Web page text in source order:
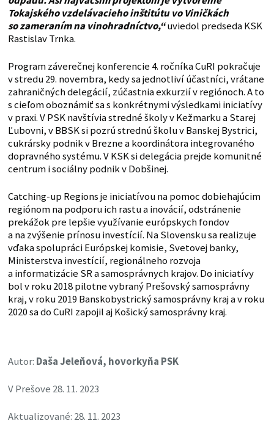
Tokajského vzdelávacieho inštitútu vo Viničkách
so zameraním na vinohradníctvo,“uviedol predseda KSK
Rastislav Trnka.
Program záverečnej konferencie 4. ročníka CuRI pokračuje
v stredu 29. novembra, kedy sa jednotliví účastníci, vrátane
zahraničných delegácií, zúčastnia exkurzií v regiónoch. A to
s cieľom oboznámiť sa s konkrétnymi výsledkami iniciatívy
v praxi. V PSK navštívia stredné školy v Kežmarku a Starej
Ľubovni, v BBSK si pozrú strednú školu v Banskej Bystrici,
cukrársky podnik v Brezne a koordinátora integrovaného
dopravného systému. V KSK si delegácia prejde komunitné
centrum i sociálny podnik v Dobšinej.
Catching-up Regions je iniciatívou na pomoc dobiehajúcim
regiónom na podporu ich rastu a inovácií, odstránenie
prekážok pre lepšie využívanie európskych fondov
a na zvýšenie prínosu investícií. Na Slovensku sa realizuje
vďaka spolupráci Európskej komisie, Svetovej banky,
Ministerstva investícií, regionálneho rozvoja
a informatizácie SR a samosprávnych krajov. Do iniciatívy
bol v roku 2018 pilotne vybraný Prešovský samosprávny
kraj, v roku 2019 Banskobystrický samosprávny kraj a v roku
2020 sa do CuRI zapojil aj Košický samosprávny kraj.
Autor: Daša Jeleňová, hovorkyňa PSK
V Prešove 28. 11. 2023
Aktualizované: 28. 11. 2023